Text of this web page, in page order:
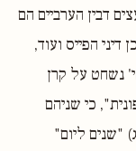
דבין הערביים הם
הפייס ועוד,
נשחט על קרן
כי שניהם
"שנים ליום"